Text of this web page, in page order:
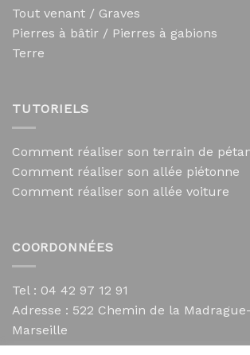
Tout venant / Graves
Pierres à bâtir / Pierres à gabions
Terre
TUTORIELS
Comment réaliser son terrain de
Comment réaliser son allée piétonne
Comment réaliser son allée voiture
COORDONNÉES
Tel : 04 42 97 12 91
Adresse : 522 Chemin de la
Marseille
contact@mycailloux.com